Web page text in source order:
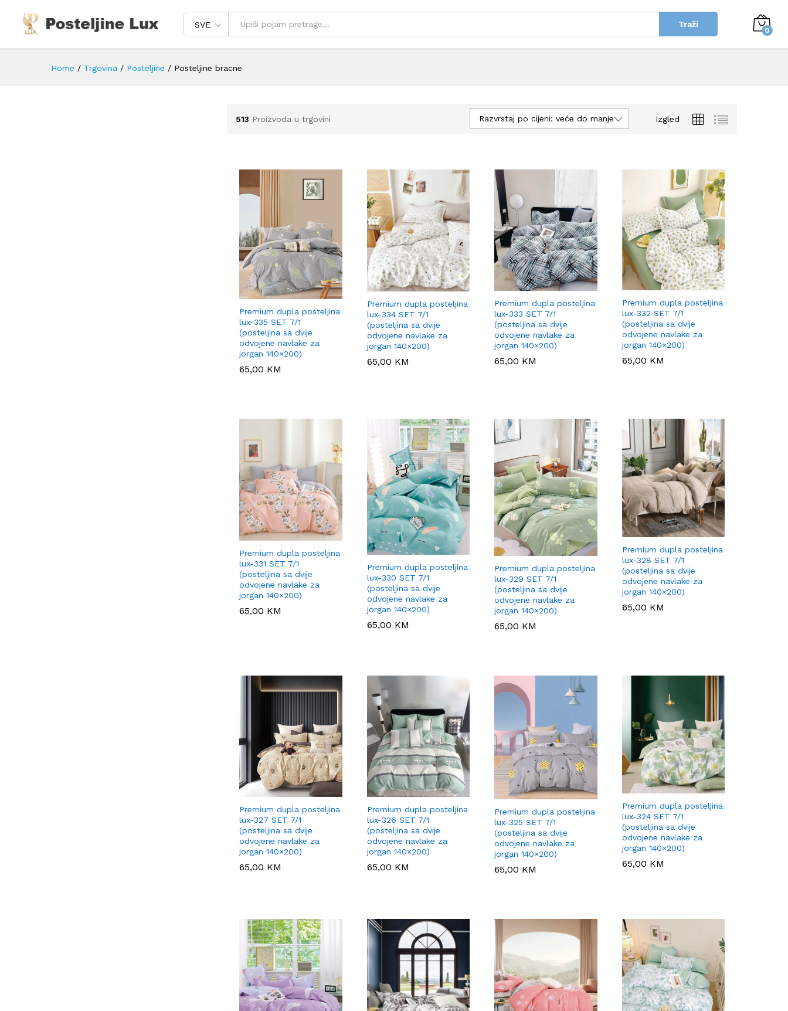
SVE Traži
0
Home / Trgovina / Posteljine / Posteljine bracne
513 Proizvoda u trgovini Izgled
Razvrstaj po cijeni: veće do manje
Premium dupla posteljina
lux-335 SET 7/1
(posteljina sa dvije
odvojene navlake za
jorgan 140×200)
65,00 KM
65,00 KM
Premium dupla posteljina
lux-334 SET 7/1
(posteljina sa dvije
odvojene navlake za
jorgan 140×200)
65,00 KM
65,00 KM
Premium dupla posteljina
lux-333 SET 7/1
(posteljina sa dvije
odvojene navlake za
jorgan 140×200)
65,00 KM
65,00 KM
Premium dupla posteljina
lux-332 SET 7/1
(posteljina sa dvije
odvojene navlake za
jorgan 140×200)
65,00 KM
65,00 KM
Premium dupla posteljina
lux-331 SET 7/1
(posteljina sa dvije
odvojene navlake za
jorgan 140×200)
65,00 KM
65,00 KM
Premium dupla posteljina
lux-330 SET 7/1
(posteljina sa dvije
odvojene navlake za
jorgan 140×200)
65,00 KM
65,00 KM
Premium dupla posteljina
lux-329 SET 7/1
(posteljina sa dvije
odvojene navlake za
jorgan 140×200)
65,00 KM
65,00 KM
Premium dupla posteljina
lux-328 SET 7/1
(posteljina sa dvije
odvojene navlake za
jorgan 140×200)
65,00 KM
65,00 KM
Premium dupla posteljina
lux-327 SET 7/1
(posteljina sa dvije
odvojene navlake za
jorgan 140×200)
65,00 KM
65,00 KM
Premium dupla posteljina
lux-326 SET 7/1
(posteljina sa dvije
odvojene navlake za
jorgan 140×200)
65,00 KM
65,00 KM
Premium dupla posteljina
lux-325 SET 7/1
(posteljina sa dvije
odvojene navlake za
jorgan 140×200)
65,00 KM
65,00 KM
Premium dupla posteljina
lux-324 SET 7/1
(posteljina sa dvije
odvojene navlake za
jorgan 140×200)
65,00 KM
65,00 KM